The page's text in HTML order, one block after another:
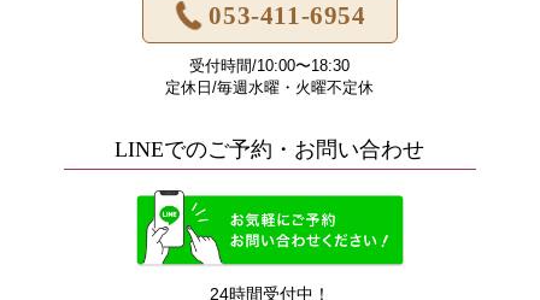
053-411-6954
受付時間/10:00〜18:30
定休日/毎週水曜・火曜不定休
LINEでのご予約・お問い合わせ
24時間受付中！